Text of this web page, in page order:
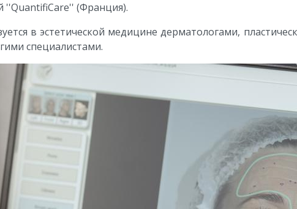
''QuantifiCare'' (Франция).
в эстетической медицине дерматологами,
специалистами.